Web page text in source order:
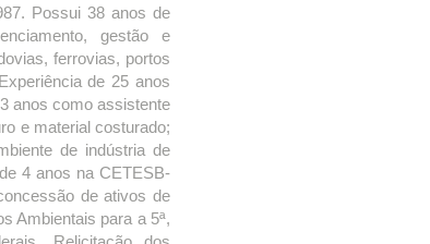
Possui 38 anos de
gestão e
ferrovias, portos
de 25 anos
anos como assistente
e material costurado;
de indústria de
4 anos na CETESB-
de ativos de
Ambientais para a 5ª,